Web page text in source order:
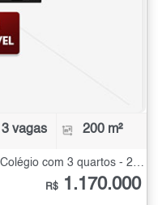
3 vagas 200 m²
Casa Térrea à Venda no Jardim do Colégio com 3 quartos - 200 m²
R$ 1.170.000